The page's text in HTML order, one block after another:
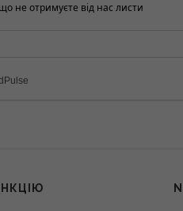
не отримуєте від нас листи